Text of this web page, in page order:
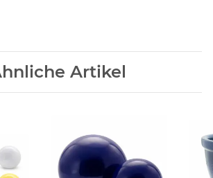
Artikel